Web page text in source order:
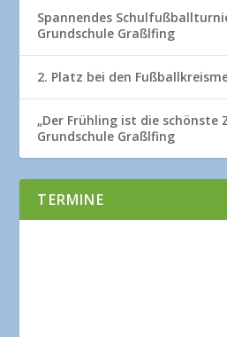
Spannendes
Grundschule Graßlfing
2. Platz bei den
„Der Frühling ist die schönste
Grundschule Graßlfing
TERMINE